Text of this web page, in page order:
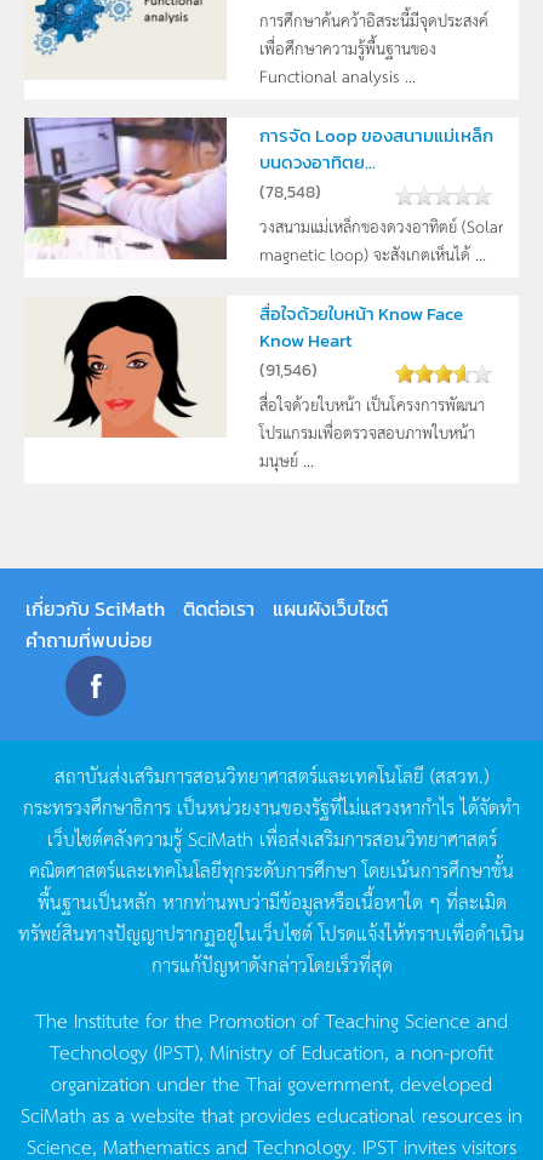
การศึกษาค้นคว้าอิสระนี้มีจุดประสงค์
เพื่อศึกษาความรู้พื้นฐานของ
Functional analysis ...
การจัด Loop ของสนามแม่เหล็ก
บนดวงอาทิตย...
(78,548)
วงสนามแม่เหล็กของดวงอาทิตย์ (Solar
magnetic loop) จะสังเกตเห็นได้ ...
สื่อใจด้วยใบหน้า Know Face
Know Heart
(91,546)
สื่อใจด้วยใบหน้า เป็นโครงการพัฒนา
โปรแกรมเพื่อตรวจสอบภาพใบหน้า
มนุษย์ ...
เกี่ยวกับ SciMath ติดต่อเรา
แผนผังเว็บไซต์
คำถามที่พบบ่อย
สถาบันส่งเสริมการสอนวิทยาศาสตร์และเทคโนโลยี (สสวท.)
กระทรวงศึกษาธิการ เป็นหน่วยงานของรัฐที่ไม่แสวงหากำไรได้จัดทำ
เว็บไซต์คลังความรู้SciMath เพื่อส่งเสริมการสอนวิทยาศาสตร์
คณิตศาสตร์และเทคโนโลยีทุกระดับการศึกษา โดยเน้นการศึกษาขั้น
พื้นฐานเป็นหลัก หากท่านพบว่ามีข้อมูลหรือเนื้อหาใด ๆ ที่ละเมิด
ทรัพย์สินทางปัญญาปรากฏอยู่ในเว็บไซต์โปรดแจ้งให้ทราบเพื่อดำเนิน
การแก้ปัญหาดังกล่าวโดยเร็วที่สุด
The Institute for the Promotion of Teaching Science and
Technology (IPST), Ministry of Education, a non-profit
organization under the Thai government, developed
SciMath as a website that provides educational resources in
Science, Mathematics and Technology. IPST invites visitors